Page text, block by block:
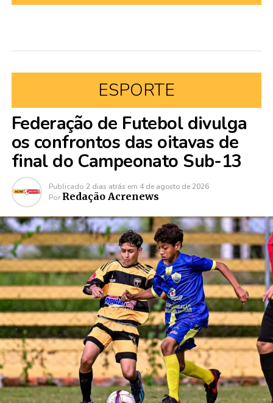
ESPORTE
Federação de Futebol divulga
os confrontos das oitavas de
final do Campeonato Sub-13
Publicado 2 dias atrás em 4 de agosto de 2026
Por Redação Acrenews